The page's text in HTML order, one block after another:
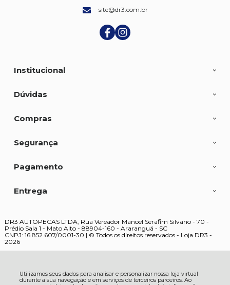
Utilizamos seus dados para analisar e personalizar nossa loja virtual
durante a sua navegação e em serviços de terceiros parceiros. Ao
site@dr3.com.br
Institucional
Dúvidas
Compras
Segurança
Pagamento
Entrega
DR3 AUTOPECAS LTDA, Rua Vereador Manoel Serafim Silvano - 70 -
Prédio Sala 1 - Mato Alto - 88904-160 - Araranguá - SC
CNPJ: 16.852.607/0001-30 | © Todos os direitos reservados - Loja DR3 -
2026